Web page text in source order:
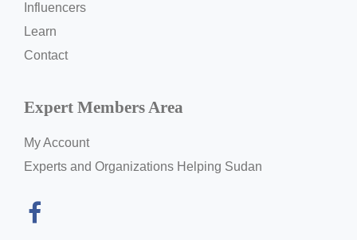
Influencers
Learn
Contact
Expert Members Area
My Account
Experts and Organizations Helping Sudan